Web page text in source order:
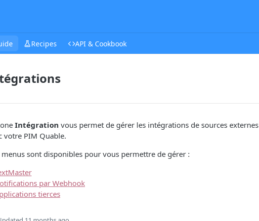
Recipes API & Cookbook
Intégration vous permet de gérer les intégrations de sources externes
votre PIM Quable.
menus sont disponibles pour vous permettre de gérer :
par Webhook
tierces